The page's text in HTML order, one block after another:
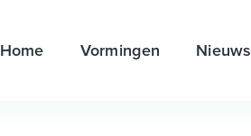
Home Vormingen Nieuws